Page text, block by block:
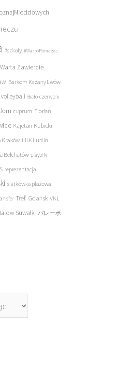
#szkoły #WartoPomagac
Zawiercie
Barkom Każany Lwów
volleyball Biało-czerwoni
cuprum Florian
Kajetan Kubicki
Kraków LUK Lublin
Bełchatów playoffy
reprezentacja
siatkówka plażowa
Trefl Gdańsk VNL
Suwałki バレーボ